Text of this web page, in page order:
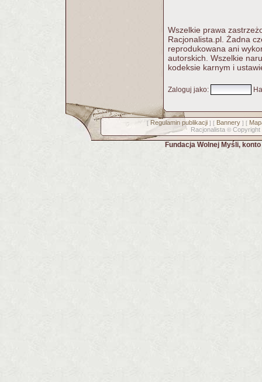
Wszelkie prawa
Racjonalista.pl. Żadna
reprodukowana ani
autorskich. Wszelkie
kodeksie karnym i
Zaloguj jako:
[ Regulamin publikacji] [ Bannery] [
Racjonalista © Copyright
Fundacja Wolnej Myśli,